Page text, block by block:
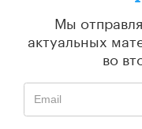
Мы
актуальных
во